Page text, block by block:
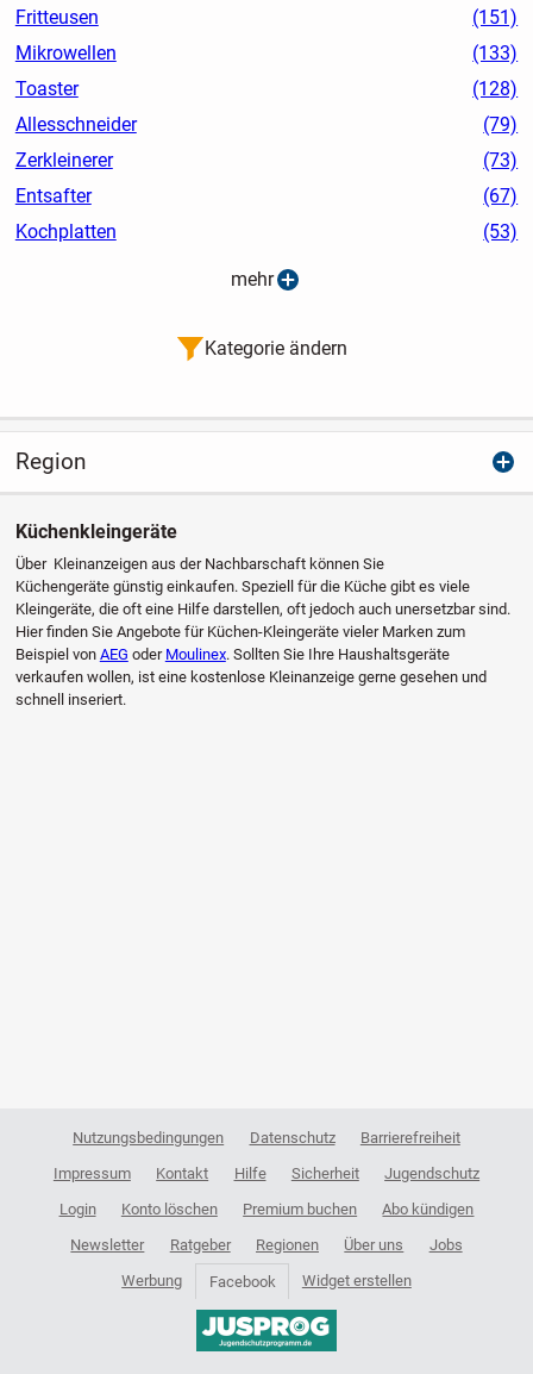
Fritteusen
(151)
Mikrowellen
(133)
Toaster
(128)
Allesschneider
(79)
Zerkleinerer
(73)
Entsafter
(67)
Kochplatten
(53)
mehr
Kategorie ändern
Region
Küchenkleingeräte
Über Kleinanzeigen aus der Nachbarschaft können Sie
Küchengeräte günstig einkaufen. Speziell für die Küche gibt es viele
Kleingeräte, die oft eine Hilfe darstellen, oft jedoch auch unersetzbar sind.
Hier finden Sie Angebote für Küchen-Kleingeräte vieler Marken zum
Beispiel von AEG oder Moulinex. Sollten Sie Ihre Haushaltsgeräte
verkaufen wollen, ist eine kostenlose Kleinanzeige gerne gesehen und
schnell inseriert.
Nutzungsbedingungen Datenschutz
Barrierefreiheit
Impressum
Kontakt Hilfe Sicherheit
Jugendschutz
Login
Konto löschen Premium buchen
Abo kündigen
Newsletter
Ratgeber Regionen Über uns
Jobs
Werbung
Facebook Widget erstellen